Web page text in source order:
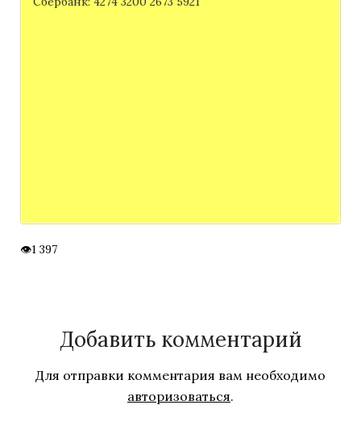
1 397
Добавить комментарий
Для отправки комментария вам необходимо
авторизоваться.